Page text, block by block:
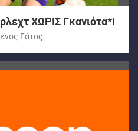
ΧΩΡΙΣ Γκανιότα*!
Γάτος